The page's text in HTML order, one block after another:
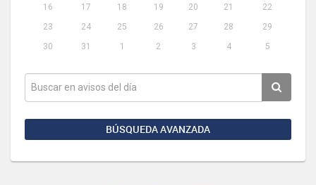
16
17 18 19 20 21
22
23
24 25 26 27 28
29
30
31 1 2 3 4 5
BÚSQUEDA AVANZADA